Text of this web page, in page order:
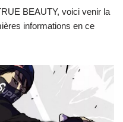
BEAUTY, voici venir la
informations en ce